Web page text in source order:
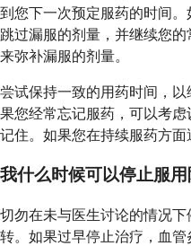
到您下一次预定服药的时间
跳过漏服的剂量，并继续您
来弥补漏服的剂量。
尝试保持一致的用药时间，
果您经常忘记服药，可以考
记住。如果您在持续服药方面
我什么时候可以停止服用
切勿在未与医生讨论的情况
转。如果过早停止治疗，血